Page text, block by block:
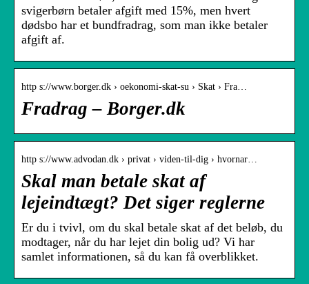
svigerbørn betaler afgift med 15%, men hvert
dødsbo har et bundfradrag, som man ikke betaler
afgift af.
http s://www.borger.dk › oekonomi-skat-su › Skat › Fra…
Fradrag – Borger.dk
http s://www.advodan.dk › privat › viden-til-dig › hvornar…
Skal man betale skat af
lejeindtægt? Det siger reglerne
Er du i tvivl, om du skal betale skat af det beløb, du
modtager, når du har lejet din bolig ud? Vi har
samlet informationen, så du kan få overblikket.